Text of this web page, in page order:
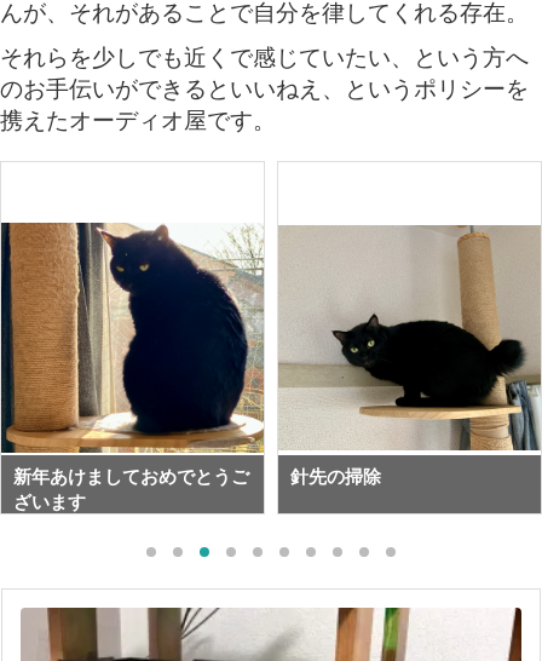
んが、それがあることで自分を律してくれる存在。
それらを少しでも近くで感じていたい、という方へ
のお手伝いができるといいねえ、というポリシーを
携えたオーディオ屋です。
新年あけましておめでとうご
ざいます
針先の掃除